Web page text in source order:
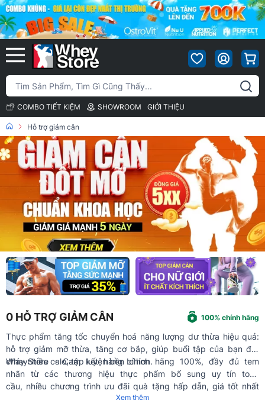
COMBO TIẾT KIỆM SHOWROOM GIỚI THIỆU
Hỗ trợ giảm cân
0 HỖ TRỢ GIẢM CÂN 100% chính hãng
Thực phẩm tăng tốc chuyển hoá năng lượng dư thừa hiệu quả:
hỗ trợ giảm mỡ thừa, tăng cơ bắp, giúp buổi tập của bạn đốt
cháy nhiều calo, tập luyện bền bỉ hơn.
WheyStore - Cam kết hàng chính hãng 100%, đầy đủ tem
nhãn từ các thương hiệu thực phẩm bổ sung uy tín toàn
cầu, nhiều chương trình ưu đãi quà tặng hấp dẫn, giá tốt nhất
Xem thêm